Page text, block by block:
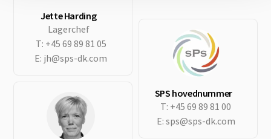
Jette Harding
Lagerchef
T: +45 69 89 81 05
E: jh@sps-dk.com
SPS hovednummer
T: +45 69 89 81 00
E: sps@sps-dk.com